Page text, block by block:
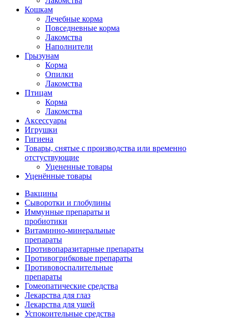
Кошкам
Лечебные корма
Повседневные корма
Лакомства
Наполнители
Грызунам
Корма
Опилки
Лакомства
Птицам
Корма
Лакомства
Аксессуары
Игрушки
Гигиена
Товары, снятые с производства или временно
отстуствующие
Уцененные товары
Уценённые товары
Вакцины
Сыворотки и глобулины
Иммунные препараты и
пробиотики
Витаминно-минеральные
препараты
Противопаразитарные препараты
Противогрибковые препараты
Противовоспалительные
препараты
Гомеопатические средства
Лекарства для глаз
Лекарства для ушей
Успокоительные средства